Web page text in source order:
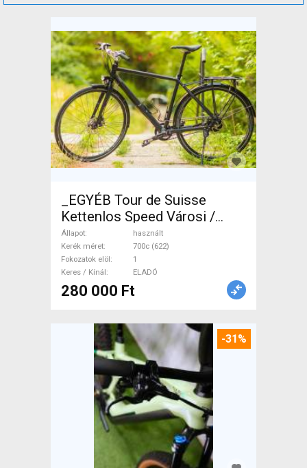
_EGYÉB Tour de Suisse
Kettenlos Speed Városi /
Cruiser tárcsafék használt
ELADÓ
Állapot
használt
Kerék méret
700c (622)
Fokozatok elöl
1
Keres / Kínál
ELADÓ
280 000 Ft
-31%